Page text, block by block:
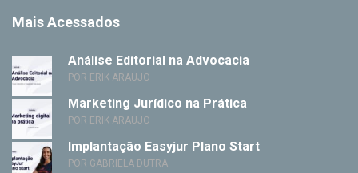
Mais Acessados
Análise Editorial na Advocacia
POR ERIK ARAUJO
Marketing Jurídico na Prática
POR ERIK ARAUJO
Implantação Easyjur Plano Start
POR GABRIELA DUTRA